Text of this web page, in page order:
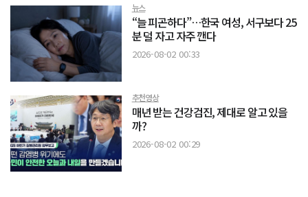
뉴스
“늘 피곤하다”…한국 여성, 서구보다 25
분 덜 자고 자주 깬다
2026-08-02 00:33
추천영상
매년 받는 건강검진, 제대로 알고 있을
까?
2026-08-02 00:29